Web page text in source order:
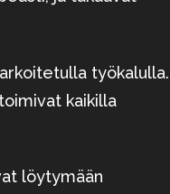
työkalulla.
kaikilla
löytymään